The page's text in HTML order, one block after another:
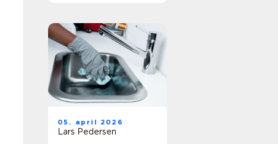
05. april 2026
Lars Pedersen